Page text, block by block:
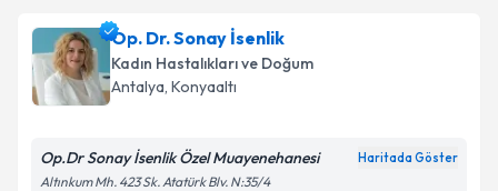
Op. Dr. Nalan Cihangiriçin randevu takvimi talebi
oluşturun. Size bu uzmandan randevu almanız için bir
takvim hazırlandığında e-posta ile bilgilendireceğiz.
Op. Dr. Sonay İsenlik
Kadın Hastalıkları ve Doğum
Antalya, Konyaaltı
Op.Dr Sonay İsenlik Özel Muayenehanesi Haritada Göster
Altınkum Mh. 423 Sk. Atatürk Blv. N:35/4